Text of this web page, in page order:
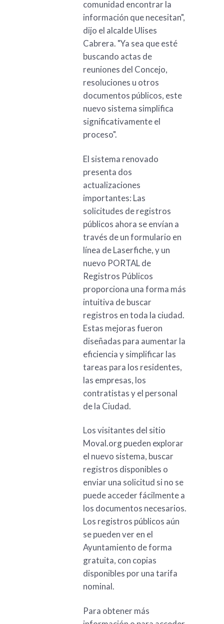
comunidad encontrar la
información que necesitan",
dijo el alcalde Ulises
Cabrera. "Ya sea que esté
buscando actas de
reuniones del Concejo,
resoluciones u otros
documentos públicos, este
nuevo sistema simplifica
significativamente el
proceso".
El sistema renovado
presenta dos
actualizaciones
importantes: Las
solicitudes de registros
públicos ahora se envían a
través de un formulario en
línea de Laserfiche, y un
nuevo PORTAL de
Registros Públicos
proporciona una forma más
intuitiva de buscar
registros en toda la ciudad.
Estas mejoras fueron
diseñadas para aumentar la
eficiencia y simplificar las
tareas para los residentes,
las empresas, los
contratistas y el personal
de la Ciudad.
Los visitantes del sitio
Moval.org pueden explorar
el nuevo sistema, buscar
registros disponibles o
enviar una solicitud si no se
puede acceder fácilmente a
los documentos necesarios.
Los registros públicos aún
se pueden ver en el
Ayuntamiento de forma
gratuita, con copias
disponibles por una tarifa
nominal.
Para obtener más